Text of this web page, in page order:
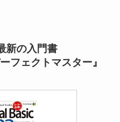
新の入門書
フェクトマスター』